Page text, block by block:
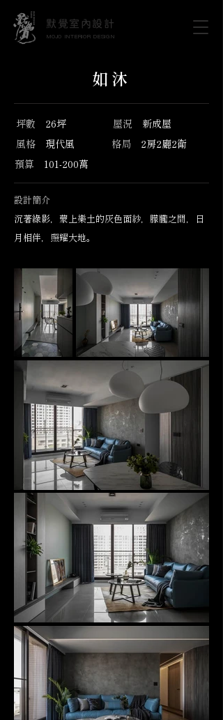
MOJO INTERIOR DESIGN
默覺室內設計
如沐
坪數 26坪 屋況 新成屋
風格 現代風 格局 2房2廳2衛
預算 101-200萬
設計簡介
沉著綠影，蒙上樂土的灰色面紗，朦朧之間，日
月相伴，照耀大地。